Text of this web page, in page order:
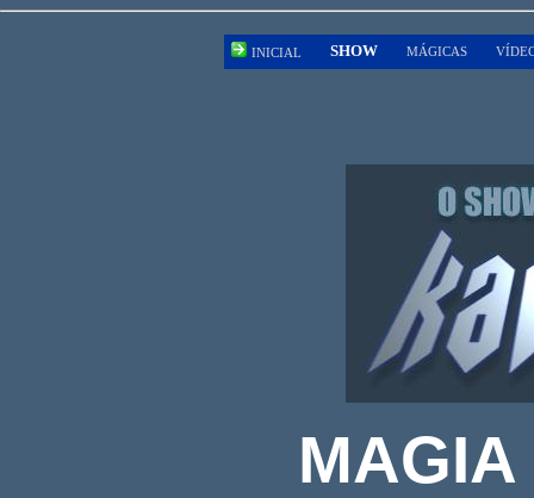
INICIAL SHOW MÁGICAS